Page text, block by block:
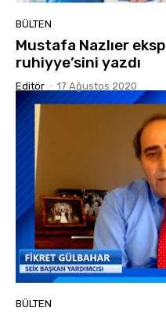
BÜLTEN
Mustafa Nazlıer
ruhiyye’sini yazdı
Editör - 17 Ağustos 2020
BÜLTEN